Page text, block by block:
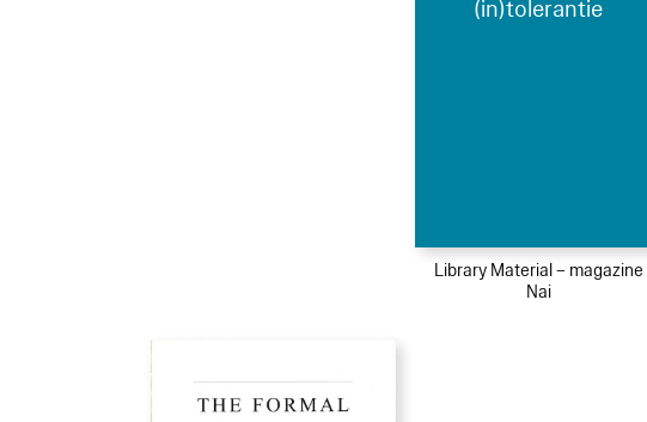
(in)tolerantie
Library Material – magazine
Nai